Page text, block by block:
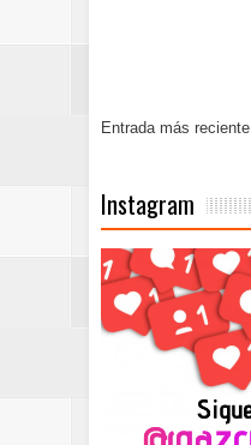
Entrada más reciente
Instagram